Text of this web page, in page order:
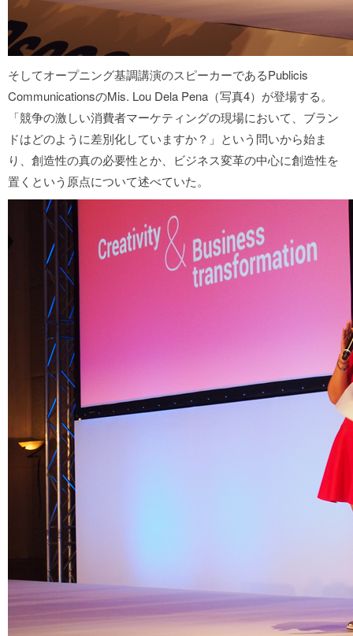
そしてオープニング基調講演のスピーカーであるPublicis
CommunicationsのMis. Lou Dela Pena（写真4）が登場する。
「競争の激しい消費者マーケティングの現場において、ブラン
ドはどのように差別化していますか？」という問いから始ま
り、創造性の真の必要性とか、ビジネス変革の中心に創造性を
置くという原点について述べていた。